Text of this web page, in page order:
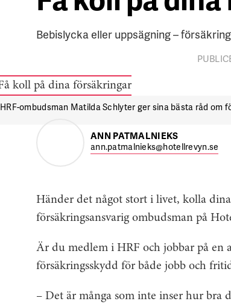
Bebislycka eller uppsägning –
HRF-ombudsman Matilda Schlyter ger sina bästa råd om
ANN PATMALNIEKS
ann.patmalnieks@hotellrevyn.se
Händer det något stort i livet, kolla
försäkringsansvarig ombudsman på
Är du medlem i HRF och jobbar på en
försäkringsskydd för både jobb och
– Det är många som inte inser hur bra